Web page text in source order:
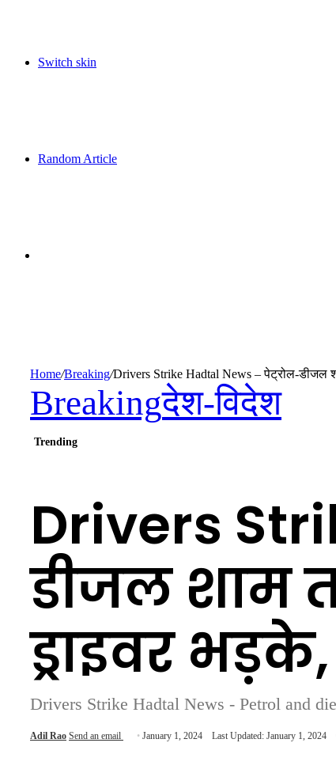
Switch skin
Random Article
Home/Breaking/Drivers Strike Hadtal News – पेट्रोल-डीजल
Breakingदेश-विदेश
Trending
Drivers
डीजल शाम
ड्राइवर
Drivers Strike Hadtal News - Petrol and
Adil Rao Send an email January 1, 2024 Last Updated: January 1, 2024